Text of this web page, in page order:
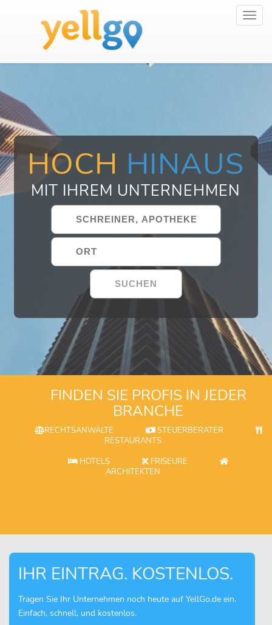
HOCH HINAUS
MIT IHREM UNTERNEHMEN
FINDEN SIE PROFIS IN JEDER
BRANCHE
RECHTSANWÄLTE
STEUERBERATER
RESTAURANTS
HOTELS
FRISEURE
ARCHITEKTEN
IHR EINTRAG. KOSTENLOS.
Tragen Sie Ihr Unternehmen noch heute auf YellGo.de ein.
Einfach, schnell, und kostenlos.